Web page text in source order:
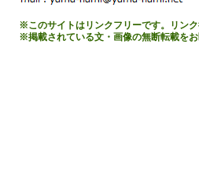
※このサイトはリンクフリーです。リン
※掲載されている文・画像の無断転載をお